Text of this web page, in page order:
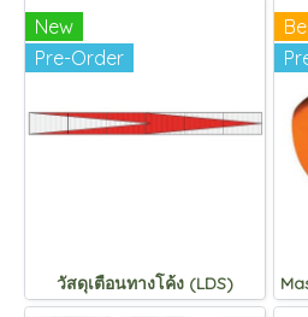
New
Pre-Order
วัสดุเตือนทางโค้ง (LDS)